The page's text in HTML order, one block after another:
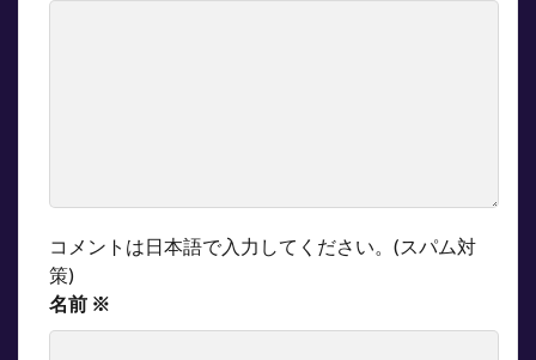
コメントは日本語で入力してください。(スパム対
策)
名前 ※